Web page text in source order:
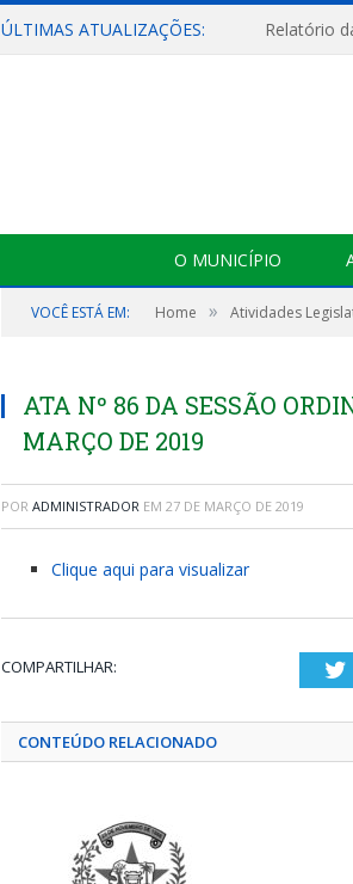
ÚLTIMAS ATUALIZAÇÕES: Relatório
O MUNICÍPIO
VOCÊ ESTÁ EM: Home » Atividades
ATA Nº 86 DA SESSÃO
MARÇO DE 2019
POR ADMINISTRADOR EM 27 DE MARÇO DE 2019
Clique aqui para visualizar
COMPARTILHAR:
CONTEÚDO RELACIONADO